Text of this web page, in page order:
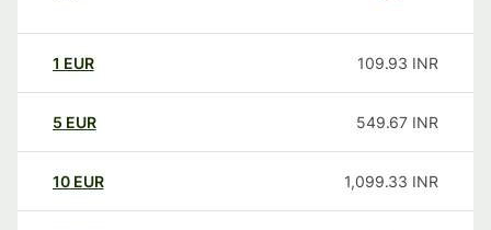
1 EUR 109.93 INR
5 EUR 549.67 INR
10 EUR 1,099.33 INR